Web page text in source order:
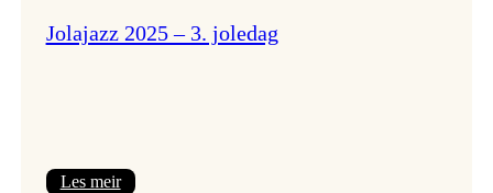
Jolajazz 2025 – 3. joledag
Les meir: